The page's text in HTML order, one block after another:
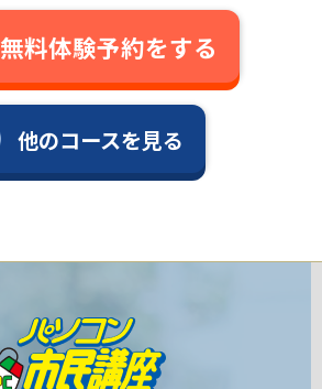
無料体験予約をする
他のコースを見る